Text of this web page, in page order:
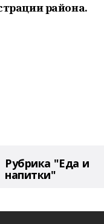
района.
Рубрика "Еда и
напитки"